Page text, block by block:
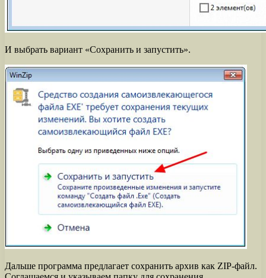
И выбрать вариант «Сохранить и запустить».
Дальше программа предлагает сохранить архив как ZIP-файл.